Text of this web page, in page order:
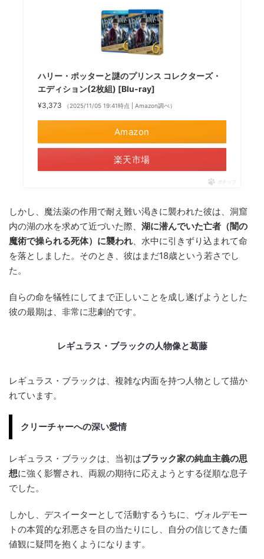
ハリー・ポッターと謎のプリンス コレクターズ・
エディション(2枚組) [Blu-ray]
¥3,373 （2025/11/05 19:41時点 | Amazon調べ）
Amazon
楽天市場
ポチップ
しかし、魔法薬の作用で耐え難い渇きに襲われた彼は、洞窟
内の湖の水を求めて近づいた際、 湖に潜んでいた亡者（闇の
魔術で操られる死体）に襲われ、水中に引きずり込まれて命
を落としました。そのとき、彼はまだ18歳という若さでし
た。
自らの命を犠牲にしてまで正しいことを成し遂げようとした
彼の最期は、非常に悲劇的です。
レギュラス・ブラックの人物像と葛藤
レギュラス・ブラックは、複雑な内面を持つ人物として描か
れています。
クリーチャーへの深い愛情
レギュラス・ブラックは、当初はブラック家の純血主義の思
想に強く影響され、両親の期待に応えようとする従順な息子
でした。
しかし、デスイーターとして活動するうちに、ヴォルデモー
トの本質的な邪悪さを目の当たりにし、自分の信じてきた価
値観に疑問を抱くようになります。